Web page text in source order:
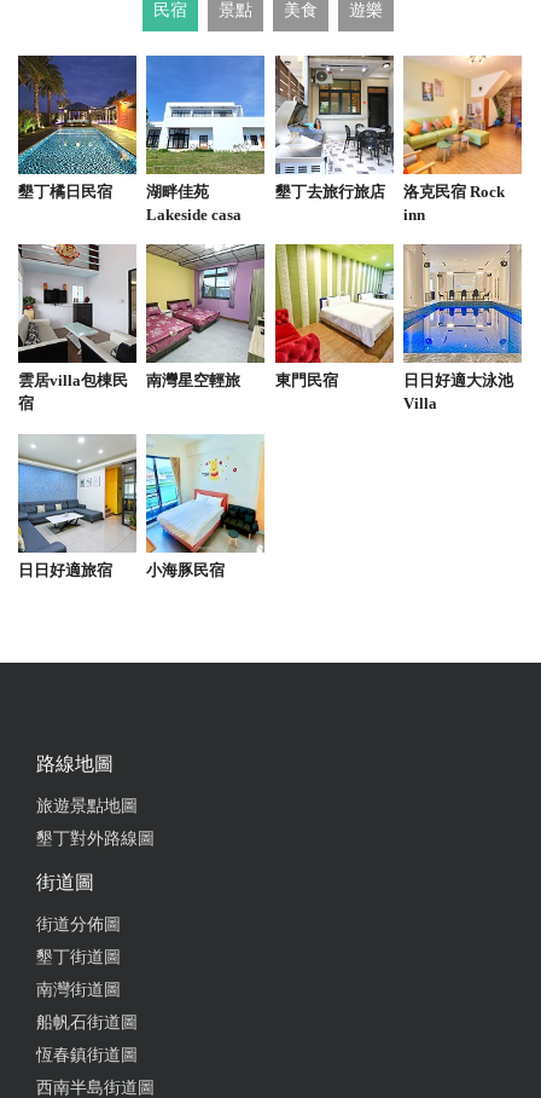
很棒的店，裡面有很多禮品 很喜歡裡面的飾品 來墾
丁可以去逛逛
from google
2024-07-05 14:12:41
非常好逛的店，能買很多紀念品和珍珠項鍊手鍊
from google
排列整齊，品項多很好逛。 老婆，小孩愛逛，好買。
品，是前往墾丁必去的藝品店～大推
紀念品種類多且具特色，價格實惠、店員服務態度很
東西都非常精緻，且真的不貴。CP值超高。買的貝殼
沒底座，老闆主動幫忙現場加工。
民宿 景點 美食 遊樂
墾丁橘日民宿
湖畔佳苑
Lakeside casa
墾丁去旅行旅店
洛克民宿 Rock
inn
雲居villa包棟民
宿
南灣星空輕旅 東門民宿
日日好適大泳池
Villa
日日好適旅宿 小海豚民宿
路線地圖
旅遊景點地圖
墾丁對外路線圖
街道圖
街道分佈圖
墾丁街道圖
南灣街道圖
船帆石街道圖
恆春鎮街道圖
西南半島街道圖